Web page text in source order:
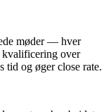
møder — hver
over
tid og øger close rate.